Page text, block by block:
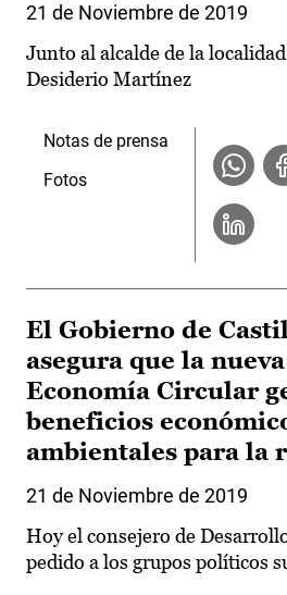
21 de Noviembre de 2019
Junto al alcalde de la
Desiderio Martínez
Notas de prensa
Fotos
El Gobierno de
asegura que la
Economía Circular
beneficios
ambientales para la
21 de Noviembre de 2019
Hoy el consejero de
pedido a los grupos políticos